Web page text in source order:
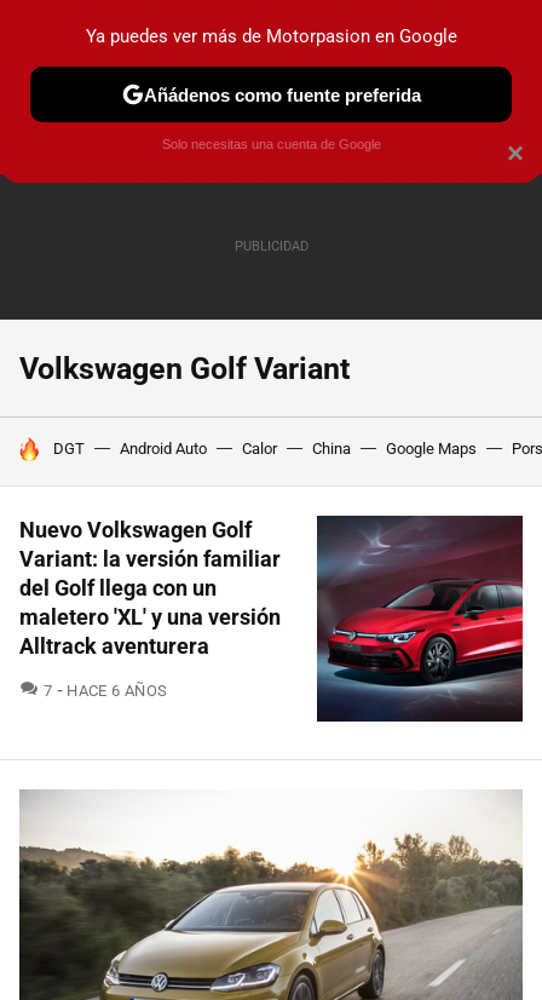
PRUEBAS COCHES ELÉCTRICOS OBSERVATORIO
Volkswagen Golf Variant
HOY SE HABLA DE
DGT Android Auto Calor China Google Maps
Nuevo Volkswagen Golf
Variant: la versión familiar
del Golf llega con un
maletero 'XL' y una versión
Alltrack aventurera
7 COMENTARIOS
HACE 6 AÑOS
×
Ya puedes ver más de Motorpasion en Google
Añádenos como fuente preferida
Solo necesitas una cuenta de Google